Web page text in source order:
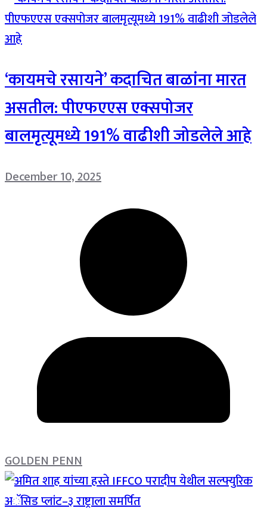
‘कायमचे रसायने’ कदाचित बाळांना मारत
असतील: पीएफएएस एक्सपोजर
बालमृत्यूमध्ये 191% वाढीशी जोडलेले आहे
December 10, 2025
GOLDEN PENN